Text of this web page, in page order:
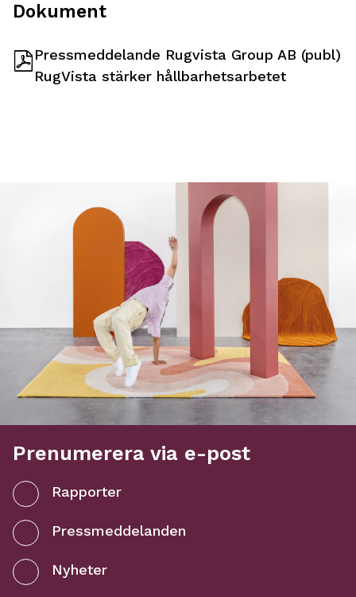
Dokument
Pressmeddelande Rugvista Group AB (publ)
RugVista stärker hållbarhetsarbetet
Prenumerera via e-post
Rapporter
Pressmeddelanden
Nyheter